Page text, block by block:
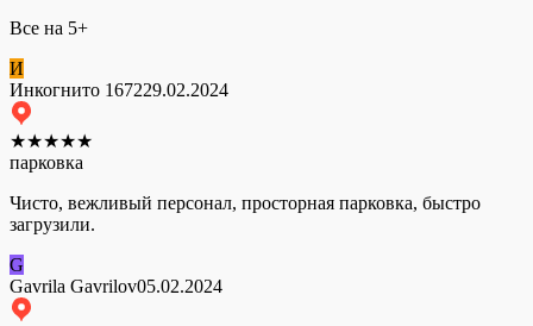
Все на 5+
И
Инкогнито 167229.02.2024
★★★★★
парковка
Чисто, вежливый персонал, просторная парковка, быстро
загрузили.
G
Gavrila Gavrilov05.02.2024